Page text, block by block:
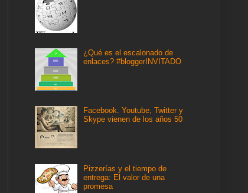
¿Qué es el escalonado de
enlaces? #bloggerINVITADO
Facebook. Youtube, Twitter y
Skype vienen de los años 50
Pizzerías y el tiempo de
entrega: El valor de una
promesa